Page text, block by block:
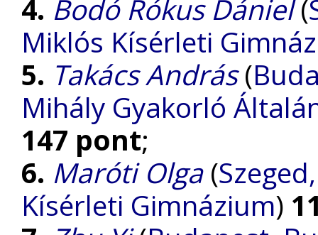
4. Bodó Rókus Dániel(
Miklós Kísérleti
5. Takács András(
Mihály Gyakorló
147 pont;
6. Maróti Olga(
Kísérleti Gimnázium)